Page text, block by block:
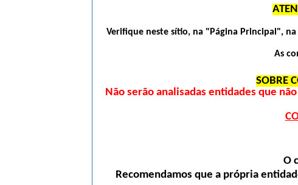
Verifique neste sítio, na "Página Principal",
As
SOBRE
Não serão analisadas entidades que
O
Recomendamos que a própria